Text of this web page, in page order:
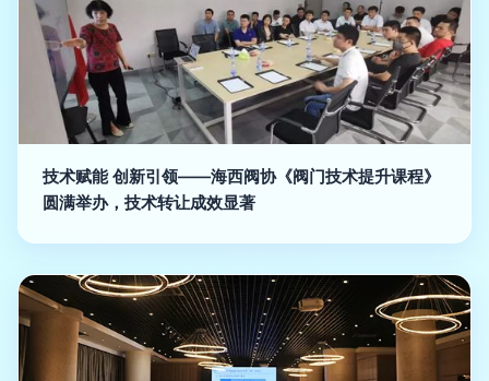
技术赋能 创新引领——海西阀协《阀门技术提升课程》
圆满举办，技术转让成效显著